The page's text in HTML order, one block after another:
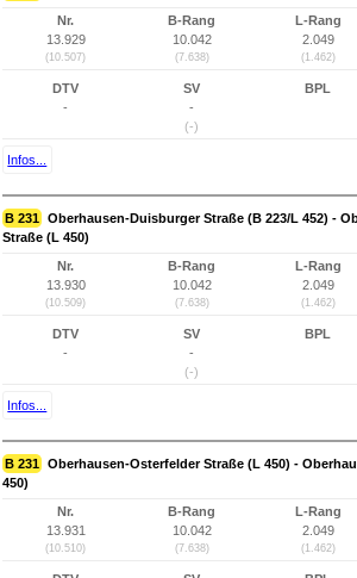
Nr.
13.929
(10.507)
B-Rang
10.042
(7.638)
L-Rang
2.049
(1.462)
DTV
-
SV
-
(-)
BPL
Infos...
B 231 Oberhausen-Duisburger Straße (B 223/L 452) -
Straße (L 450)
Nr.
13.930
(10.509)
B-Rang
10.042
(7.638)
L-Rang
2.049
(1.462)
DTV
-
SV
-
(-)
BPL
Infos...
B 231 Oberhausen-Osterfelder Straße (L 450) -
450)
Nr.
13.931
(10.510)
B-Rang
10.042
(7.638)
L-Rang
2.049
(1.462)